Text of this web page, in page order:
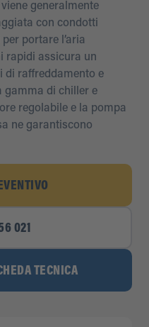
viene generalmente
con condotti
portare l’aria
rapidi assicura un
di raffreddamento e
gamma di chiller e
regolabile e la pompa
ne garantiscono
021
TECNICA